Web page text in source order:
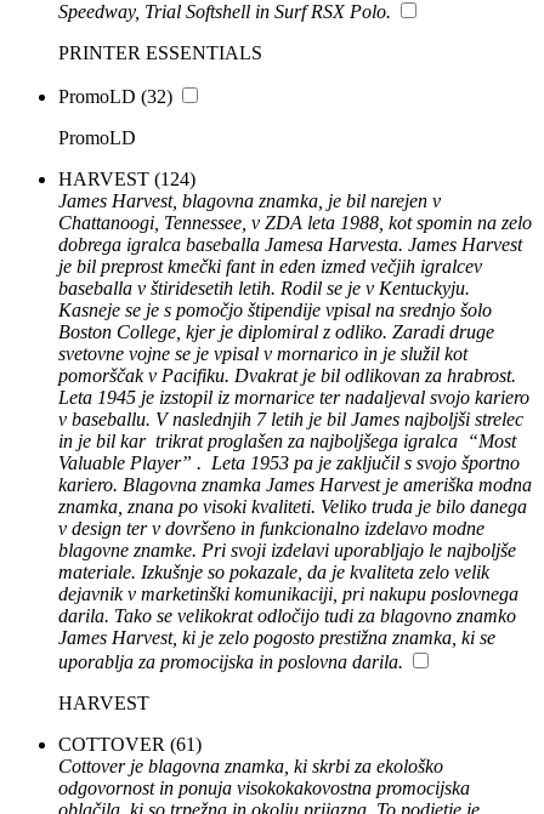
Speedway, Trial Softshell in Surf RSX Polo.
PRINTER ESSENTIALS
PromoLD (32)
PromoLD
HARVEST (124)
James Harvest, blagovna znamka, je bil narejen v
Chattanoogi, Tennessee, v ZDA leta 1988, kot spomin na zelo
dobrega igralca baseballa Jamesa Harvesta. James Harvest
je bil preprost kmečki fant in eden izmed večjih igralcev
baseballa v štiridesetih letih. Rodil se je v Kentuckyju.
Kasneje se je s pomočjo štipendije vpisal na srednjo šolo
Boston College, kjer je diplomiral z odliko. Zaradi druge
svetovne vojne se je vpisal v mornarico in je služil kot
pomorščak v Pacifiku. Dvakrat je bil odlikovan za hrabrost.
Leta 1945 je izstopil iz mornarice ter nadaljeval svojo kariero
v baseballu. V naslednjih 7 letih je bil James najboljši strelec
in je bil kar trikrat proglašen za najboljšega igralca “Most
Valuable Player” . Leta 1953 pa je zaključil s svojo športno
kariero. Blagovna znamka James Harvest je ameriška modna
znamka, znana po visoki kvaliteti. Veliko truda je bilo danega
v design ter v dovršeno in funkcionalno izdelavo modne
blagovne znamke. Pri svoji izdelavi uporabljajo le najboljše
materiale. Izkušnje so pokazale, da je kvaliteta zelo velik
dejavnik v marketinški komunikaciji, pri nakupu poslovnega
darila. Tako se velikokrat odločijo tudi za blagovno znamko
James Harvest, ki je zelo pogosto prestižna znamka, ki se
uporablja za promocijska in poslovna darila.
HARVEST
COTTOVER (61)
Cottover je blagovna znamka, ki skrbi za ekološko
odgovornost in ponuja visokokakovostna promocijska
oblačila, ki so trpežna in okolju prijazna. To podjetje je